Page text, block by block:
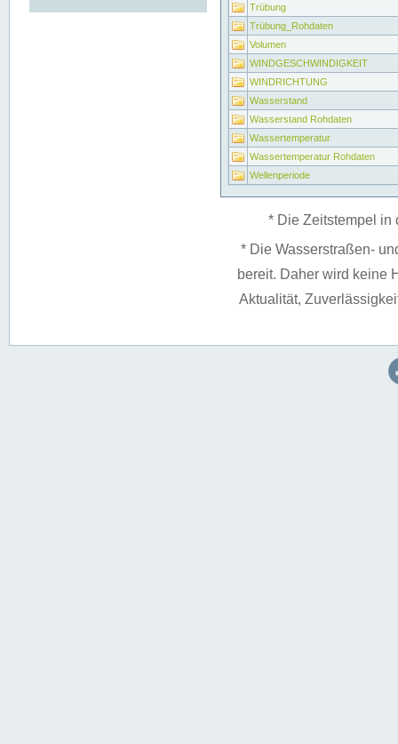
Trübung
Trübung_Rohdaten
Volumen
WINDGESCHWINDIGKEIT
WINDRICHTUNG
Wasserstand
Wasserstand Rohdaten
Wassertemperatur
Wassertemperatur Rohdaten
Wellenperiode
* Die Zeitstempel in
* Die Wasserstraßen-
bereit. Daher wird keine
Aktualität,